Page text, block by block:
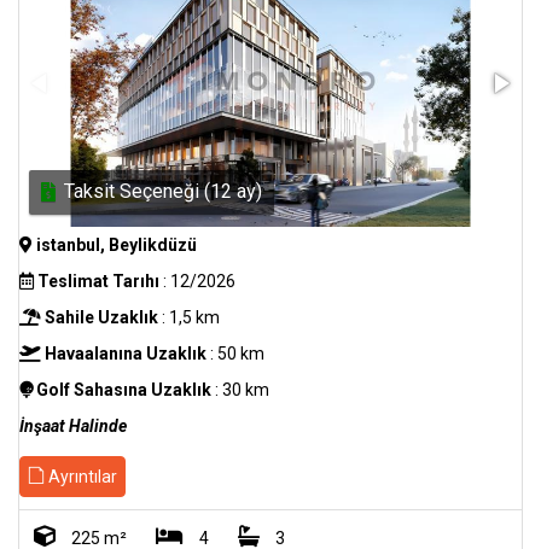
Taksit Seçeneği (12 ay)
istanbul, Beylikdüzü
Teslimat Tarıhı : 12/2026
Sahile Uzaklık: 1,5 km
Havaalanına Uzaklık: 50 km
Golf Sahasına Uzaklık: 30 km
İnşaat Halinde
Ayrıntılar
225 m² 4 3